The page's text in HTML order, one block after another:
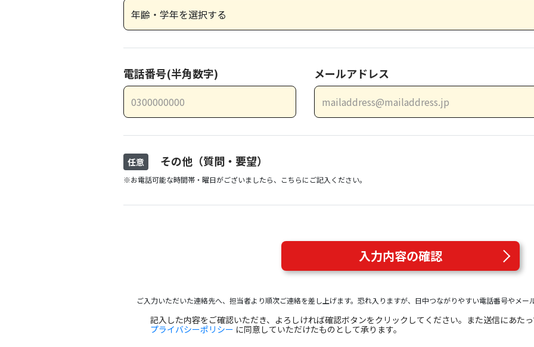
電話番号(半角数字) メールアドレス
任意 その他（質問・要望）
※お電話可能な時間帯・曜日がございましたら、こちらにご記入ください。
入力内容の確認
ご入力いただいた連絡先へ、担当者より順次ご連絡を差し上げます。恐れ入りますが、日中つながりやすい電話番号やメー
記入した内容をご確認いただき、よろしければ確認ボタンをクリックしてください。また送信にあた
プライバシーポリシー に同意していただけたものとして承ります。